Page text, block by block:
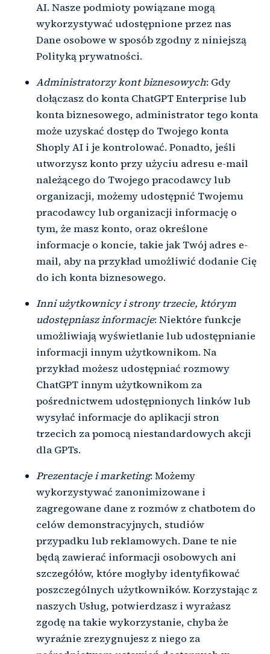
AI. Nasze podmioty powiązane mogą
wykorzystywać udostępnione przez nas
Dane osobowe w sposób zgodny z niniejszą
Polityką prywatności.
Administratorzy kont biznesowych: Gdy
dołączasz do konta ChatGPT Enterprise lub
konta biznesowego, administrator tego konta
może uzyskać dostęp do Twojego konta
Shoply AI i je kontrolować. Ponadto, jeśli
utworzysz konto przy użyciu adresu e-mail
należącego do Twojego pracodawcy lub
organizacji, możemy udostępnić Twojemu
pracodawcy lub organizacji informację o
tym, że masz konto, oraz określone
informacje o koncie, takie jak Twój adres e-
mail, aby na przykład umożliwić dodanie Cię
do ich konta biznesowego.
Inni użytkownicy i strony trzecie, którym
udostępniasz informacje: Niektóre funkcje
umożliwiają wyświetlanie lub udostępnianie
informacji innym użytkownikom. Na
przykład możesz udostępniać rozmowy
ChatGPT innym użytkownikom za
pośrednictwem udostępnionych linków lub
wysyłać informacje do aplikacji stron
trzecich za pomocą niestandardowych akcji
dla GPTs.
Prezentacje i marketing: Możemy
wykorzystywać zanonimizowane i
zagregowane dane z rozmów z chatbotem do
celów demonstracyjnych, studiów
przypadku lub reklamowych. Dane te nie
będą zawierać informacji osobowych ani
szczegółów, które mogłyby identyfikować
poszczególnych użytkowników. Korzystając z
naszych Usług, potwierdzasz i wyrażasz
zgodę na takie wykorzystanie, chyba że
wyraźnie zrezygnujesz z niego za